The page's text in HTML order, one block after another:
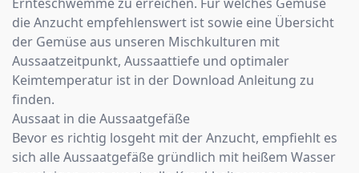
die Anzucht empfehlenswert ist sowie eine Übersicht
der Gemüse aus unseren Mischkulturen mit
Aussaatzeitpunkt, Aussaattiefe und optimaler
Keimtemperatur ist in der Download Anleitung zu
finden.
Aussaat in die Aussaatgefäße
Bevor es richtig losgeht mit der Anzucht, empfiehlt es
sich alle Aussaatgefäße gründlich mit heißem Wasser